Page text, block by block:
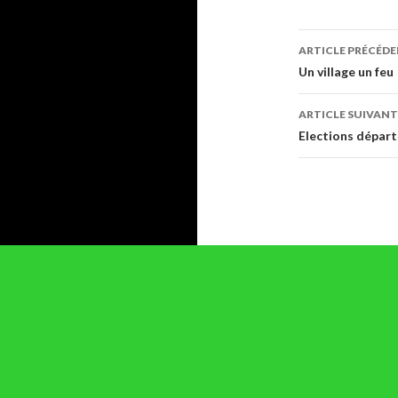
des
articles
ARTICLE
Un village un feu
ARTICLE SUIVANT
Elections